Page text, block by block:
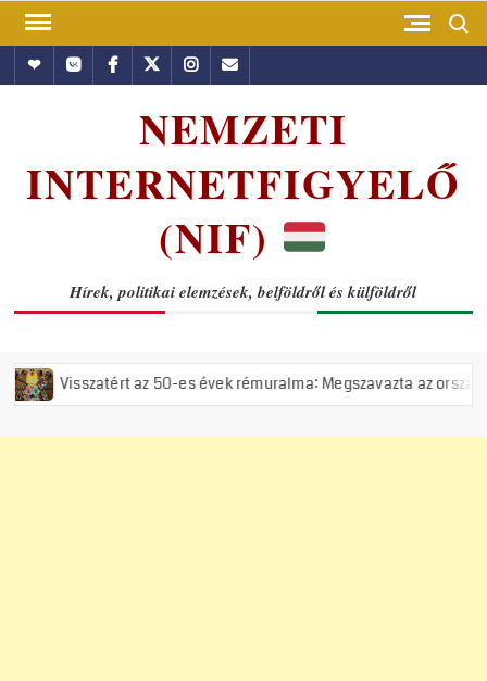
Skip
contentHundubVkontakte
Facebook
TwitterInstagram
Email
NEMZETI
INTERNETFIGYELŐ
(NIF)
Hírek, politikai elemzések, belföldről és külföldről
az 50-es évek rémuralma: Megszavazta az országgyűlés a